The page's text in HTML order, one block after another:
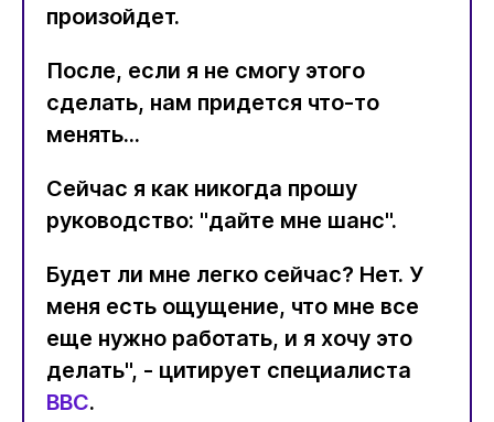
произойдет.
После, если я не смогу этого
сделать, нам придется что-то
менять...
Сейчас я как никогда прошу
руководство: "дайте мне шанс".
Будет ли мне легко сейчас? Нет. У
меня есть ощущение, что мне все
еще нужно работать, и я хочу это
делать", - цитирует специалиста
BBC.